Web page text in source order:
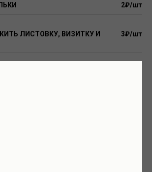
2₽/шт
ЛИСТОВКУ, ВИЗИТКУ И
3₽/шт